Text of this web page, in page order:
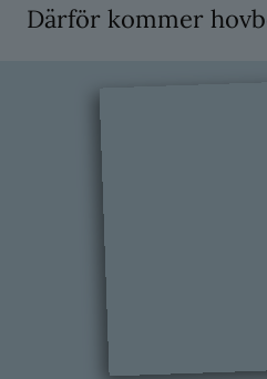
Därför kommer